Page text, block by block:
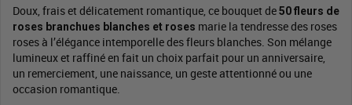
Doux, frais et délicatement romantique, ce bouquet de50 fleurs de
roses branchues blanches et roses marie la tendresse des roses
roses à l’élégance intemporelle des fleurs blanches. Son mélange
lumineux et raffiné en fait un choix parfait pour un anniversaire,
un remerciement, une naissance, un geste attentionné ou une
occasion romantique.